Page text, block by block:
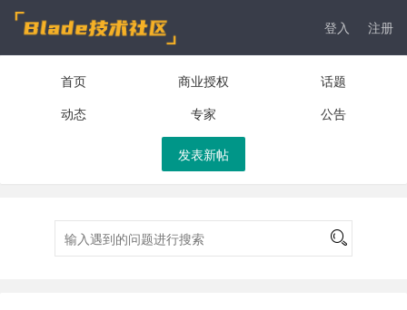
登入 注册
首页 商业授权
话题
动态
专家 公告
发表新帖